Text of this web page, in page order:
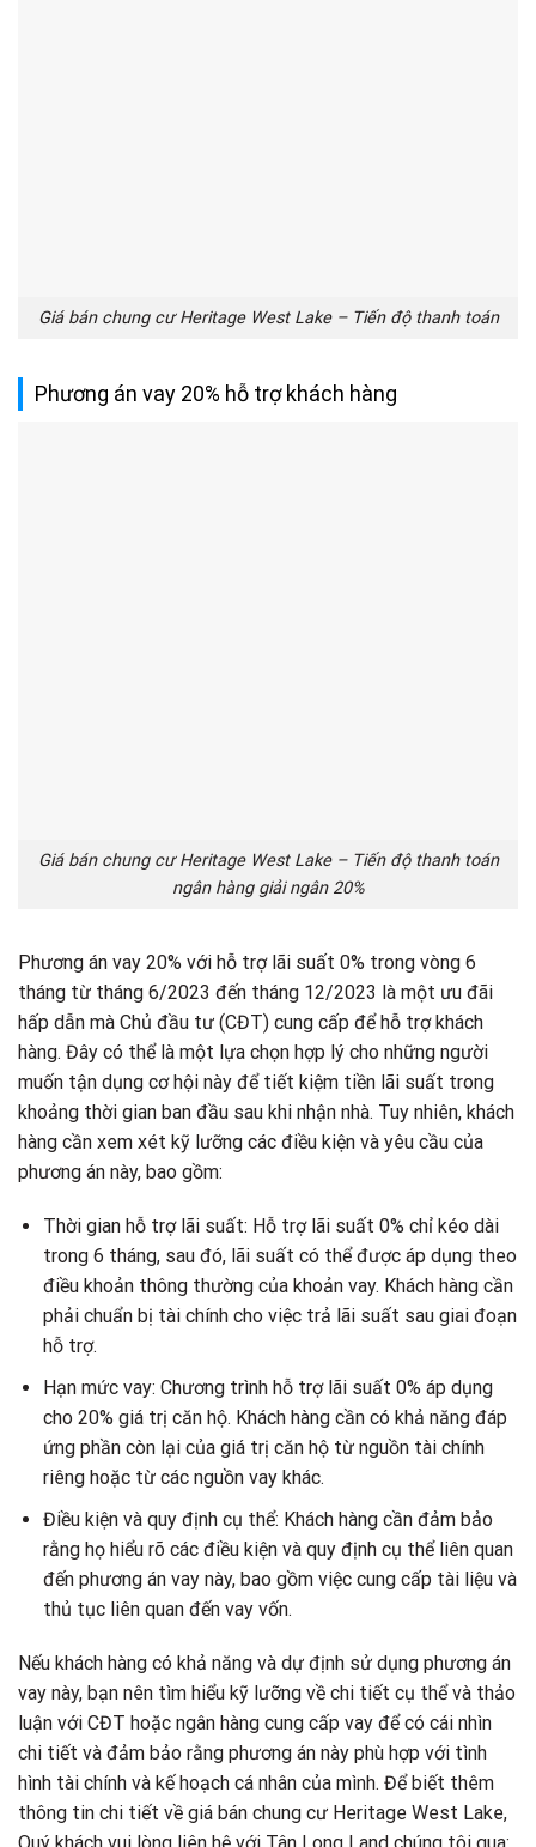
Giá bán chung cư Heritage West Lake – Tiến độ thanh toán
Phương án vay 20% hỗ trợ khách hàng
Giá bán chung cư Heritage West Lake – Tiến độ thanh toán
ngân hàng giải ngân 20%
Phương án vay 20% với hỗ trợ lãi suất 0% trong vòng 6
tháng từ tháng 6/2023 đến tháng 12/2023 là một ưu đãi
hấp dẫn mà Chủ đầu tư (CĐT) cung cấp để hỗ trợ khách
hàng. Đây có thể là một lựa chọn hợp lý cho những người
muốn tận dụng cơ hội này để tiết kiệm tiền lãi suất trong
khoảng thời gian ban đầu sau khi nhận nhà. Tuy nhiên, khách
hàng cần xem xét kỹ lưỡng các điều kiện và yêu cầu của
phương án này, bao gồm:
Thời gian hỗ trợ lãi suất: Hỗ trợ lãi suất 0% chỉ kéo dài
trong 6 tháng, sau đó, lãi suất có thể được áp dụng theo
điều khoản thông thường của khoản vay. Khách hàng cần
phải chuẩn bị tài chính cho việc trả lãi suất sau giai đoạn
hỗ trợ.
Hạn mức vay: Chương trình hỗ trợ lãi suất 0% áp dụng
cho 20% giá trị căn hộ. Khách hàng cần có khả năng đáp
ứng phần còn lại của giá trị căn hộ từ nguồn tài chính
riêng hoặc từ các nguồn vay khác.
Điều kiện và quy định cụ thể: Khách hàng cần đảm bảo
rằng họ hiểu rõ các điều kiện và quy định cụ thể liên quan
đến phương án vay này, bao gồm việc cung cấp tài liệu và
thủ tục liên quan đến vay vốn.
Nếu khách hàng có khả năng và dự định sử dụng phương án
vay này, bạn nên tìm hiểu kỹ lưỡng về chi tiết cụ thể và thảo
luận với CĐT hoặc ngân hàng cung cấp vay để có cái nhìn
chi tiết và đảm bảo rằng phương án này phù hợp với tình
hình tài chính và kế hoạch cá nhân của mình. Để biết thêm
thông tin chi tiết về giá bán chung cư Heritage West Lake,